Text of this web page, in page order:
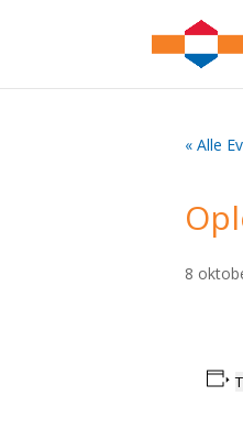
« Alle
8